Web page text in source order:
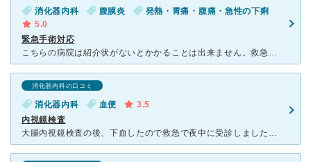
消化器内科 腹膜炎
発熱・胃痛・腹痛・急性の下痢
5.0
緊急手術対応
こちらの病院は紹介状がないとかかることは出来ません。救急搬送受入先なので重篤な場合などは施設や設備もしっかりしており頼りになります。また医師や看護師の数も多いので対応も安心です。今回別な病院からの転院
消化器内科の口コミ
消化器内科 血便
3.5
内視鏡検査
大腸内視鏡検査の後、下血したので救急で夜中に受診しました。先生が点滴の注射をうまく打てず、痛かったので、再度打ち直しました。2回目も周りに血が吹き出てました。内視鏡検査も、いつも受けている病院よりもす